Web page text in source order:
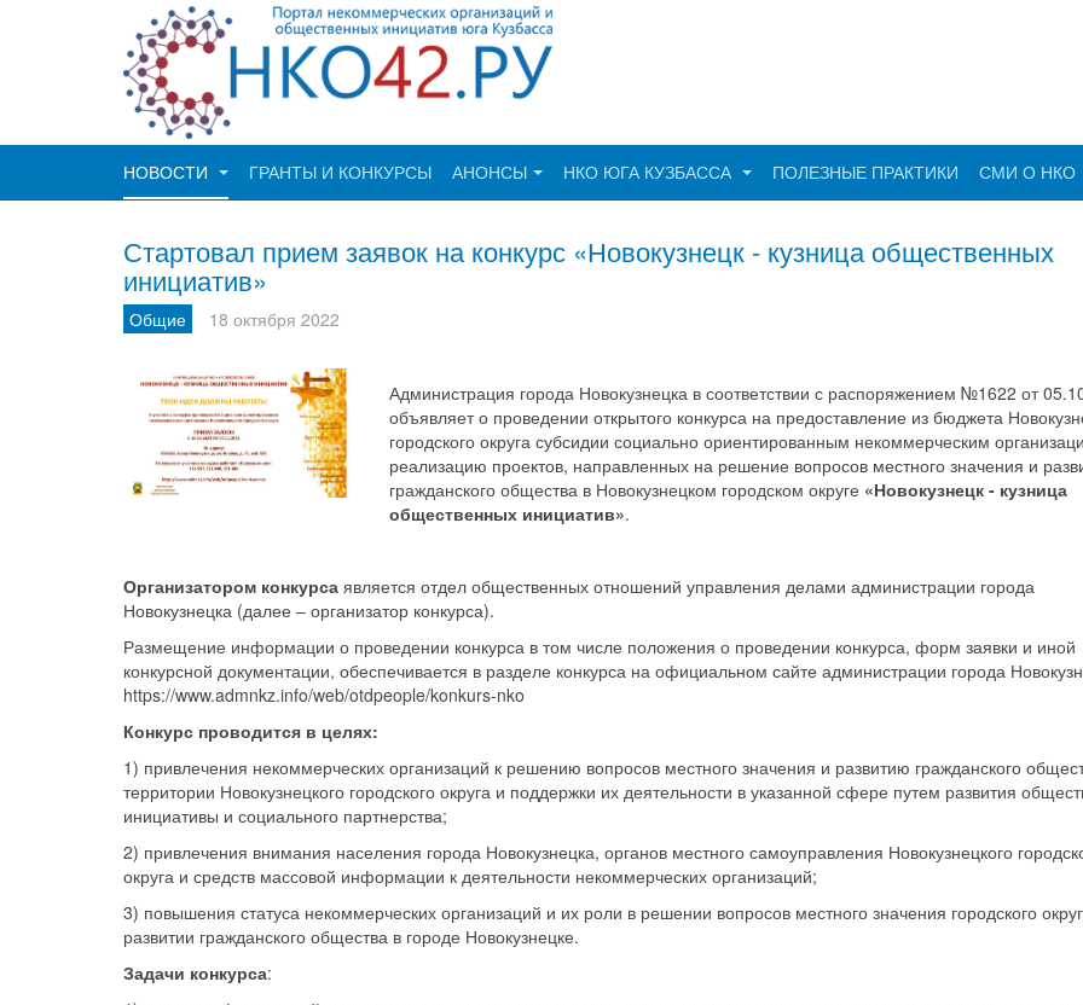
НОВОСТИ ГРАНТЫ И КОНКУРСЫ АНОНСЫ НКО ЮГА КУЗБАССА ПОЛЕЗНЫЕ ПРАКТИКИ СМИ О НКО
Стартовал прием заявок на конкурс «Новокузнецк - кузница общественных
инициатив»
Общие 18 октября 2022
Администрация города Новокузнецка в соответствии с распоряжением №1622 от
объявляет о проведении открытого конкурса на предоставление из бюджета
городского округа субсидии социально ориентированным некоммерческим
реализацию проектов, направленных на решение вопросов местного значения и
гражданского общества в Новокузнецком городском округе «Новокузнецк - кузница
общественных инициатив».
Организатором конкурса является отдел общественных отношений управления делами администрации города
Новокузнецка (далее – организатор конкурса).
Размещение информации о проведении конкурса в том числе положения о проведении конкурса, форм заявки и иной
конкурсной документации, обеспечивается в разделе конкурса на официальном сайте администрации города
https://www.admnkz.info/web/otdpeople/konkurs-nko
Конкурс проводится в целях:
1) привлечения некоммерческих организаций к решению вопросов местного значения и развитию гражданского
территории Новокузнецкого городского округа и поддержки их деятельности в указанной сфере путем развития
инициативы и социального партнерства;
2) привлечения внимания населения города Новокузнецка, органов местного самоуправления Новокузнецкого
округа и средств массовой информации к деятельности некоммерческих организаций;
3) повышения статуса некоммерческих организаций и их роли в решении вопросов местного значения городского
развитии гражданского общества в городе Новокузнецке.
Задачи конкурса: